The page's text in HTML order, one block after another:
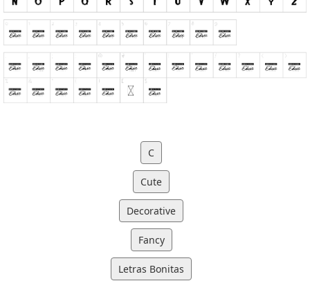
C
Cute
Decorative
Fancy
Letras Bonitas